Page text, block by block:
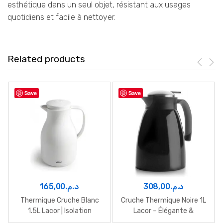
esthétique dans un seul objet, résistant aux usages
quotidiens et facile à nettoyer.
Related products
Save
د.م.165,00
Thermique Cruche Blanc
1.5L Lacor | Isolation
durable
Save
د.م.308,00
Cruche Thermique Noire 1L
Lacor – Élégante &
Isotherme